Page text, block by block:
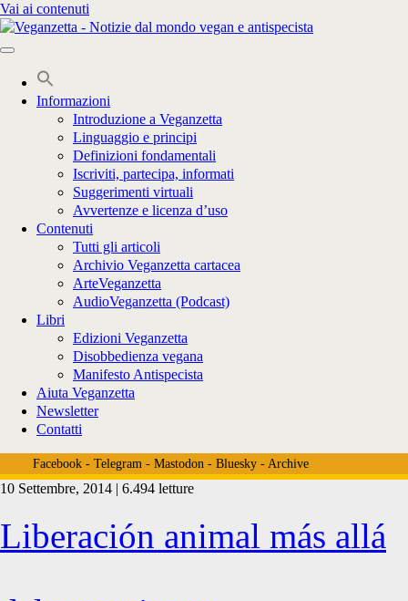
Vai ai contenuti
Informazioni
Introduzione a Veganzetta
Linguaggio e principi
Definizioni fondamentali
Iscriviti, partecipa, informati
Suggerimenti virtuali
Avvertenze e licenza d’uso
Contenuti
Tutti gli articoli
Archivio Veganzetta cartacea
ArteVeganzetta
AudioVeganzetta (Podcast)
Libri
Edizioni Veganzetta
Disobbedienza vegana
Manifesto Antispecista
Aiuta Veganzetta
Newsletter
Contatti
Facebook- Telegram- Mastodon- Bluesky- Archive
Tag:
<span>liberacion
10 Settembre, 2014 | 6.494 letture
Liberación animal más allá